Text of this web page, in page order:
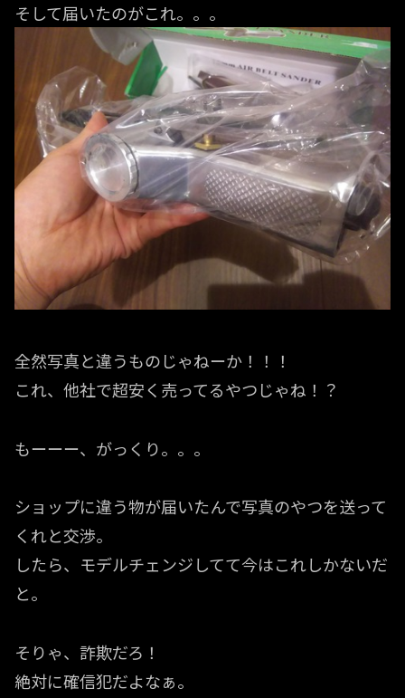
そして届いたのがこれ。。。
全然写真と違うものじゃねーか！！！
これ、他社で超安く売ってるやつじゃね！？
もーーー、がっくり。。。
ショップに違う物が届いたんで写真のやつを送って
くれと交渉。
したら、モデルチェンジしてて今はこれしかないだ
と。
そりゃ、詐欺だろ！
絶対に確信犯だよなぁ。